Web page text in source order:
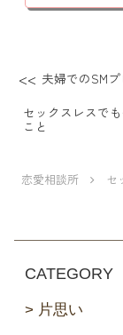
夫婦でのSM
セックスレスで
こと
恋愛相談所 セ
CATEGORY
片思い